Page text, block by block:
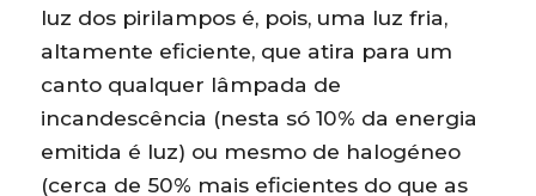
luz dos pirilampos é, pois, uma luz fria,
altamente eficiente, que atira para um
canto qualquer lâmpada de
incandescência (nesta só 10% da energia
emitida é luz) ou mesmo de halogéneo
(cerca de 50% mais eficientes do que as